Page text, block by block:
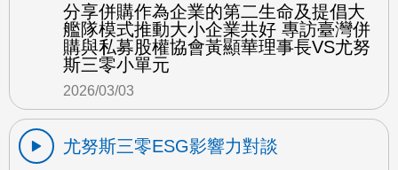
分享併購作為企業的第二生命及提倡大
艦隊模式推動大小企業共好 專訪臺灣併
購與私募股權協會黃顯華理事長VS尤努
斯三零小單元
2026/03/03
尤努斯三零ESG影響力對談